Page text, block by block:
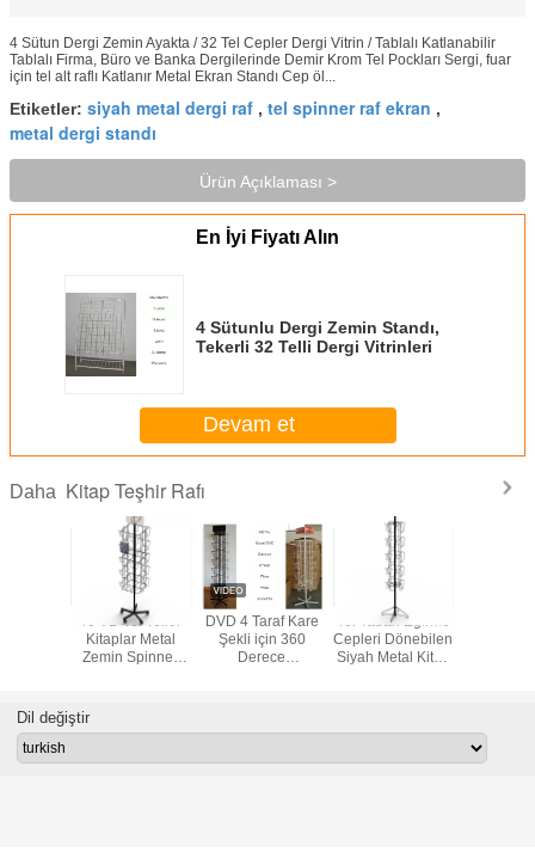
4 Sütun Dergi Zemin Ayakta / 32 Tel Cepler Dergi Vitrin / Tablalı Katlanabilir
Tablalı Firma, Büro ve Banka Dergilerinde Demir Krom Tel Pockları Sergi, fuar
için tel alt raflı Katlanır Metal Ekran Standı Cep öl...
Etiketler: siyah metal dergi raf , tel spinner raf ekran ,
metal dergi standı
Ürün Açıklaması >
En İyi Fiyatı Alın
4 Sütunlu Dergi Zemin Standı,
Tekerli 32 Telli Dergi Vitrinleri
Devam et
Daha Kitap Teşhir Rafı
40 VD Tel Teller
Kitaplar Metal
Zemin Spinner
DVD 4 Taraf Kare
Şekli için 360
Derece
Tel Taban Eğirme
Cepleri Dönebilen
Siyah Metal Kitap
Dil değiştir